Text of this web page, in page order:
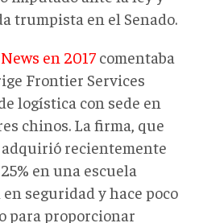
trumpista en el Senado.
en 2017 comentaba
Frontier Services
logística con sede en
chinos. La firma, que
adquirió recientemente
en una escuela
seguridad y hace poco
para proporcionar